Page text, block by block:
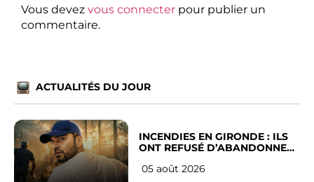
Vous devez vous connecter pour publier un
commentaire.
ACTUALITÉS DU JOUR
INCENDIES EN GIRONDE : ILS
ONT REFUSÉ D’ABANDONNER
05 août 2026